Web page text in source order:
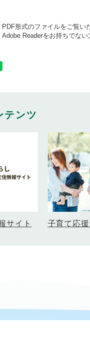
PDF形式のファイルをご覧い
Adobe Readerをお持ちでな
テンツ
サイト 子育て応援